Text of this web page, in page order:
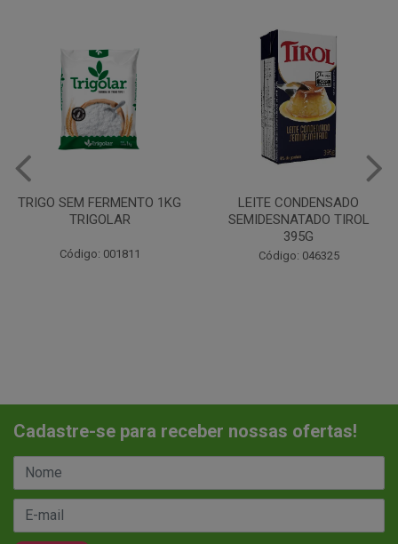
TRIGO SEM FERMENTO 1KG
TRIGOLAR
Código: 001811
LEITE CONDENSADO
SEMIDESNATADO TIROL
395G
Código: 046325
Cadastre-se para receber nossas ofertas!